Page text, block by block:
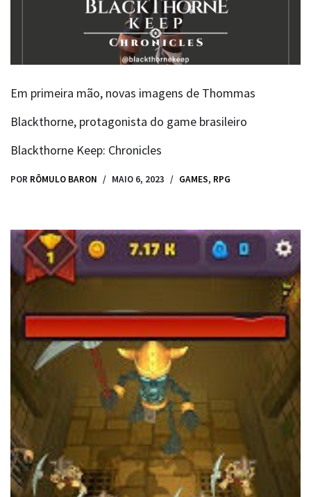
Em primeira mão, novas imagens de Thommas
Blackthorne, protagonista do game brasileiro
Blackthorne Keep: Chronicles
POR RÔMULO BARON MAIO 6, 2023 GAMES, RPG